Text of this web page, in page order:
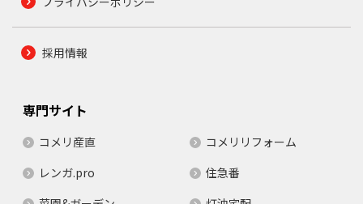
採用情報
専門サイト
コメリ産直
コメリリフォーム
レンガ.pro
住急番